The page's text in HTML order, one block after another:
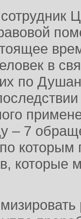
в
по
– 7
которым
которые